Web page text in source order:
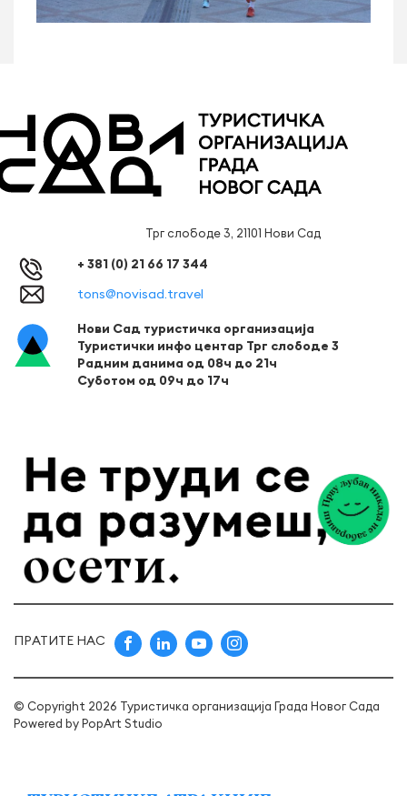
Трг слободе 3, 21101 Нови Сад
+ 381 (0) 21 66 17 344
tons@novisad.travel
Нови Сад туристичка организација
Туристички инфо центар Трг слободе 3
Радним данима од 08ч до 21ч
Суботом од 09ч до 17ч
ПРАТИТЕ НАС
© Copyright 2026 Туристичка организација Града Новог Сада
Powered byPopArt Studio